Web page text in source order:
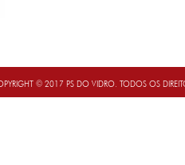
© 2017 PS DO VIDRO. TODOS OS